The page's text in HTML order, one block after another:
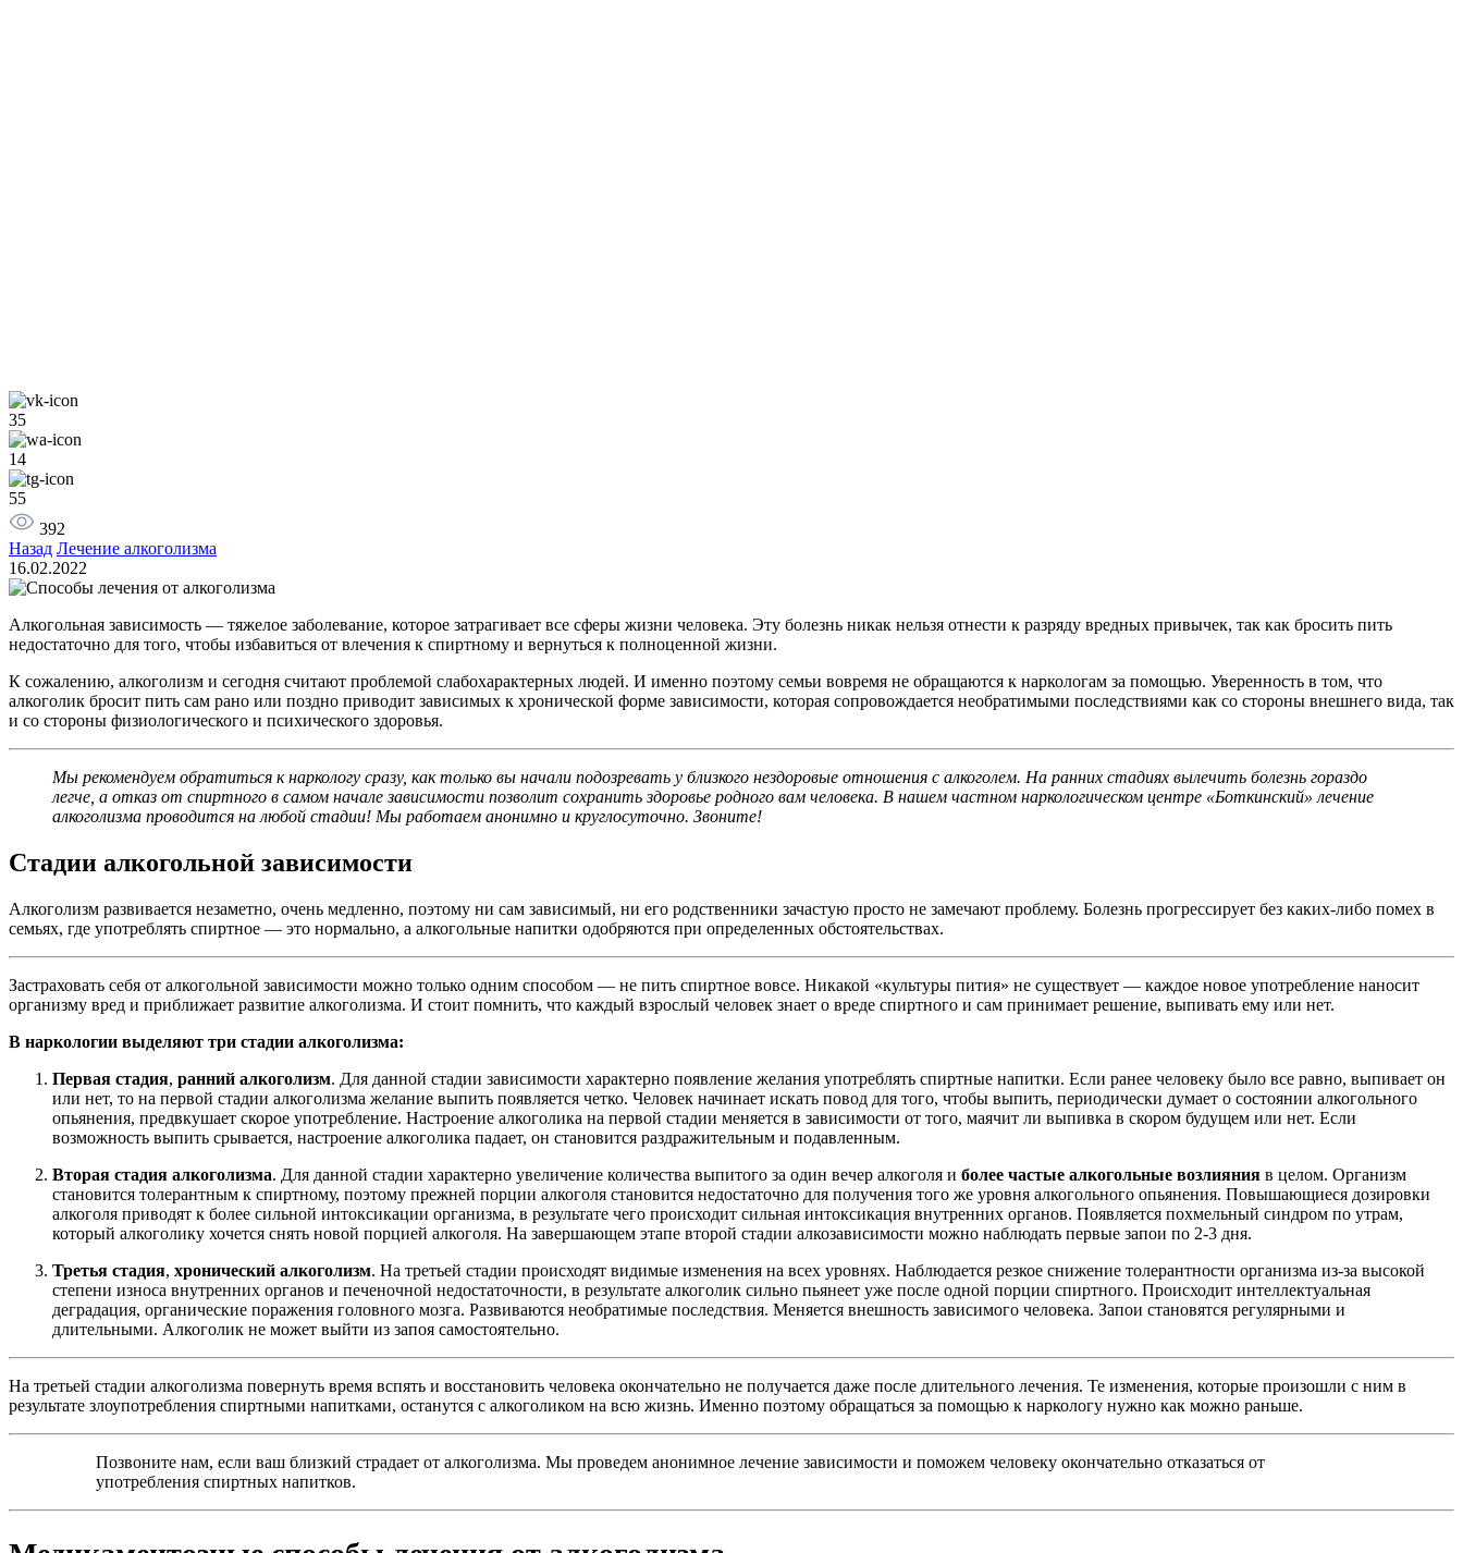
35
14
55
392
Назад Лечение алкоголизма
16.02.2022
Алкогольная зависимость — тяжелое заболевание, которое затрагивает все сферы жизни человека. Эту болезнь никак нельзя отнести к разряду вредных привычек, так как бросить пить
недостаточно для того, чтобы избавиться от влечения к спиртному и вернуться к полноценной жизни.
К сожалению, алкоголизм и сегодня считают проблемой слабохарактерных людей. И именно поэтому семьи вовремя не обращаются к наркологам за помощью. Уверенность в том, что
алкоголик бросит пить сам рано или поздно приводит зависимых к хронической форме зависимости, которая сопровождается необратимыми последствиями как со стороны внешнего вида, так
и со стороны физиологического и психического здоровья.
Мы рекомендуем обратиться к наркологу сразу, как только вы начали подозревать у близкого нездоровые отношения с алкоголем. На ранних стадиях вылечить болезнь гораздо
легче, а отказ от спиртного в самом начале зависимости позволит сохранить здоровье родного вам человека. В нашем частном наркологическом центре «Боткинский» лечение
алкоголизма проводится на любой стадии! Мы работаем анонимно и круглосуточно. Звоните!
Стадии алкогольной зависимости
Алкоголизм развивается незаметно, очень медленно, поэтому ни сам зависимый, ни его родственники зачастую просто не замечают проблему. Болезнь прогрессирует без каких-либо помех в
семьях, где употреблять спиртное — это нормально, а алкогольные напитки одобряются при определенных обстоятельствах.
Застраховать себя от алкогольной зависимости можно только одним способом — не пить спиртное вовсе. Никакой «культуры пития» не существует — каждое новое употребление наносит
организму вред и приближает развитие алкоголизма. И стоит помнить, что каждый взрослый человек знает о вреде спиртного и сам принимает решение, выпивать ему или нет.
В наркологии выделяют три стадии алкоголизма:
Первая стадия, ранний алкоголизм. Для данной стадии зависимости характерно появление желания употреблять спиртные напитки. Если ранее человеку было все равно, выпивает он
или нет, то на первой стадии алкоголизма желание выпить появляется четко. Человек начинает искать повод для того, чтобы выпить, периодически думает о состоянии алкогольного
опьянения, предвкушает скорое употребление. Настроение алкоголика на первой стадии меняется в зависимости от того, маячит ли выпивка в скором будущем или нет. Если
возможность выпить срывается, настроение алкоголика падает, он становится раздражительным и подавленным.
Вторая стадия алкоголизма. Для данной стадии характерно увеличение количества выпитого за один вечер алкоголя и более частые алкогольные возлияния в целом. Организм
становится толерантным к спиртному, поэтому прежней порции алкоголя становится недостаточно для получения того же уровня алкогольного опьянения. Повышающиеся дозировки
алкоголя приводят к более сильной интоксикации организма, в результате чего происходит сильная интоксикация внутренних органов. Появляется похмельный синдром по утрам,
который алкоголику хочется снять новой порцией алкоголя. На завершающем этапе второй стадии алкозависимости можно наблюдать первые запои по 2-3 дня.
Третья стадия, хронический алкоголизм. На третьей стадии происходят видимые изменения на всех уровнях. Наблюдается резкое снижение толерантности организма из-за высокой
степени износа внутренних органов и печеночной недостаточности, в результате алкоголик сильно пьянеет уже после одной порции спиртного. Происходит интеллектуальная
деградация, органические поражения головного мозга. Развиваются необратимые последствия. Меняется внешность зависимого человека. Запои становятся регулярными и
длительными. Алкоголик не может выйти из запоя самостоятельно.
На третьей стадии алкоголизма повернуть время вспять и восстановить человека окончательно не получается даже после длительного лечения. Те изменения, которые произошли с ним в
результате злоупотребления спиртными напитками, останутся с алкоголиком на всю жизнь. Именно поэтому обращаться за помощью к наркологу нужно как можно раньше.
Позвоните нам, если ваш близкий страдает от алкоголизма. Мы проведем анонимное лечение зависимости и поможем человеку окончательно отказаться от
употребления спиртных напитков.